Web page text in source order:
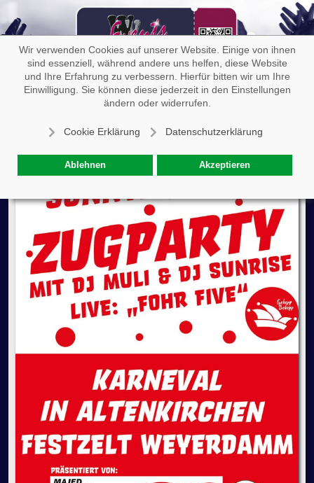
Wir verwenden Cookies auf unserer Website. Einige von ihnen
sind essenziell, während andere uns helfen, diese Website
und Ihre Erfahrung zu verbessern. Hierfür bitten wir um Ihre
Einwilligung. Sie können diese jederzeit in den Einstellungen
ändern oder widerrufen.
Cookie Erklärung Datenschutzerklärung
Ablehnen Akzeptieren
Off-